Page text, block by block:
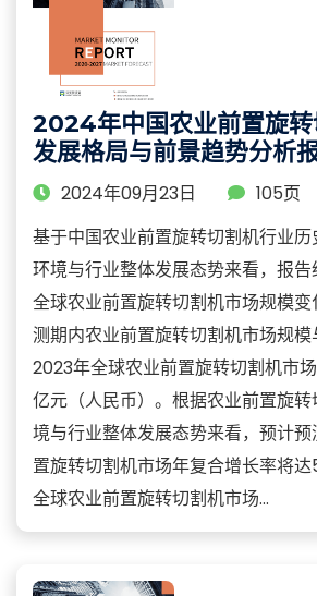
2024年中国农业前置旋
发展格局与前景趋势分析
2024年09月23日
105页
基于中国农业前置旋转切割机行业
环境与行业整体发展态势来看，报
全球农业前置旋转切割机市场规模
测期内农业前置旋转切割机市场规模
2023年全球农业前置旋转切割机市
亿元（人民币）。根据农业前置旋
境与行业整体发展态势来看，预计
置旋转切割机市场年复合增长率将
全球农业前置旋转切割机市场...